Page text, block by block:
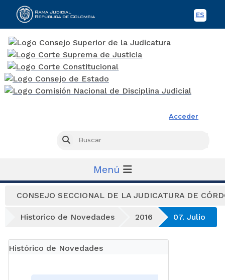
ES
Acceder
Buscar
Menú
CONSEJO SECCIONAL DE LA JUDICATURA DE
Historico de Novedades 2016 07. Julio
Histórico de Novedades